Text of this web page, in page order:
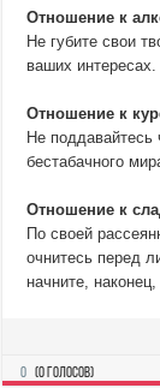
Отношение к
Не губите свои
ваших интересах.
Отношение к
Не
бестабачного
Отношение к
По своей
очнитесь перед
начните,
0 (0 голосов)